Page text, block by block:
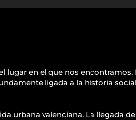
en el que nos encontramos.
ligada a la historia
urbana valenciana. La llegada